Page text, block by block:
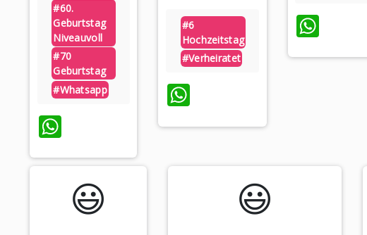
#60.
Geburtstag
Niveauvoll
#70
Geburtstag
#whatsapp
WhatsApp
#6
Hochzeitstag
#verheiratet
WhatsApp
😃️ 😃️